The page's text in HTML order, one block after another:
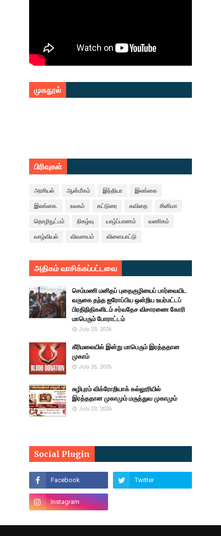
முகநூல்
பிரிவுகள்
அரசியல் ஆன்மீகம் இந்தியா இலங்கை
இலங்கை. உலகம் கட்டுரை கவிதை சினிமா
தொழிநுட்பம் நிகழ்வு யாழ்ப்பாணம் வணிகம்
வாழ்வியல் விவசாயம் விளையாட்டு
அதிகம் வாசிக்கப்பட்டவை
செம்மணி மனிதப் புதைகுழியைப் பார்வையிட
வருகை தந்த ஐரோப்பிய ஒன்றிய உயர்மட்டப்
பிரதிநிதிகளிடம் சர்வதேச விசாரணை கோரி
மாபெரும் போராட்டம்
July 23, 2026
கீரிமலையில் இன்று மாபெரும் இரத்ததான
முகாம்
July 26, 2026
சுழிபுரம் விக்ரோறியாக் கல்லூரியில்
இரத்ததான முகாமும் மருத்துவ முகாமும்
July 23, 2026
Social Plugin